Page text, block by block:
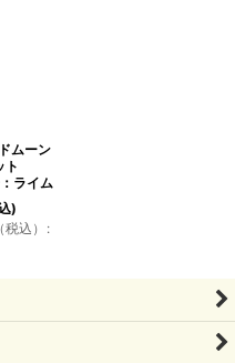
ムーン
ト
ライム
)
込）
: